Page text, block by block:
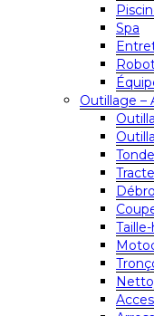
Spa
Outillage –